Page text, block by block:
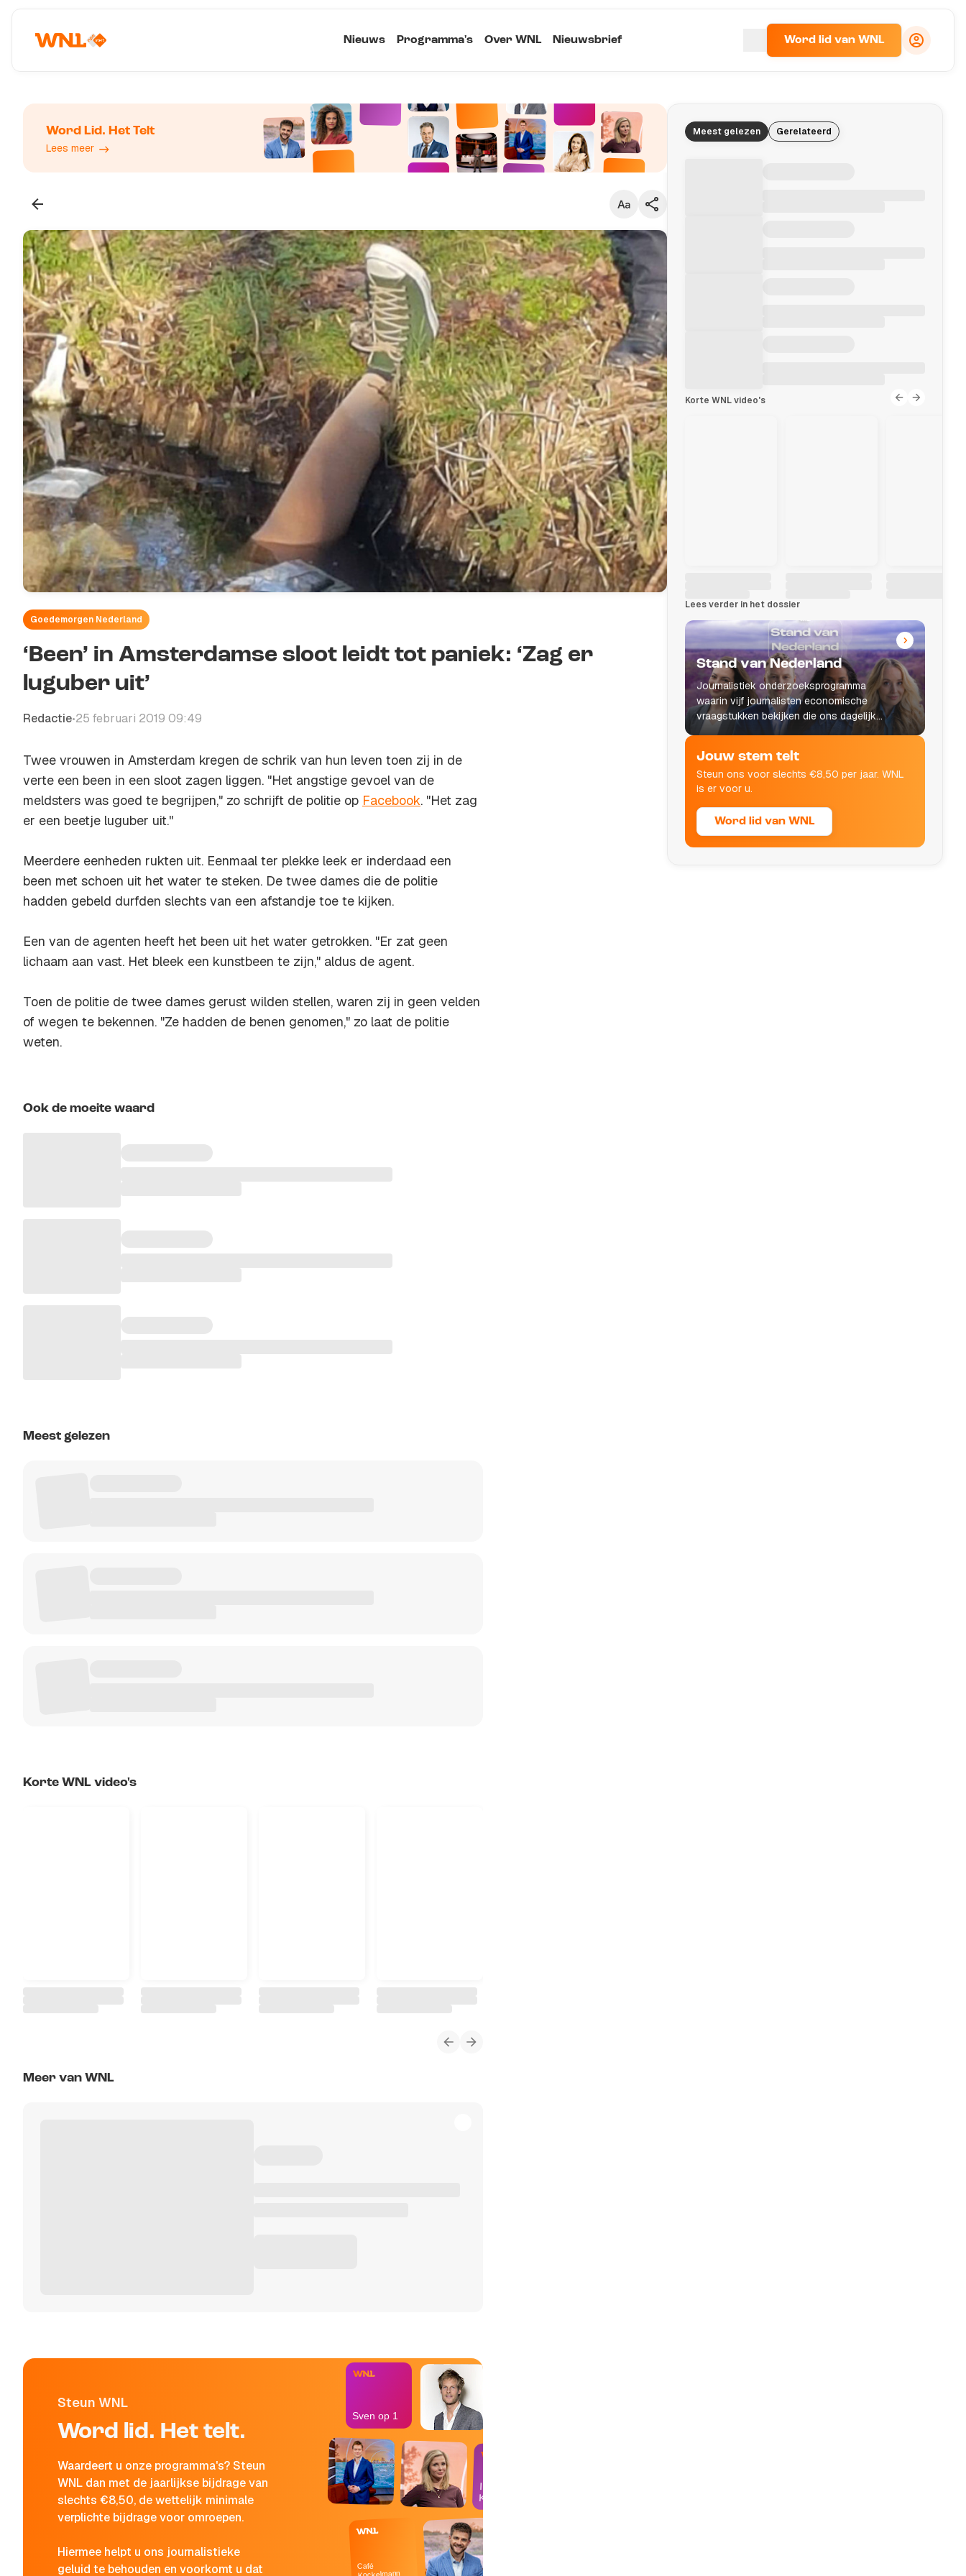
Nieuws Programma's Over WNL Nieuwsbrief Word lid van WNL
Word Lid. Het Telt
Lees meer
Klein
Standaard
Groot
Kopieer link
Goedemorgen Nederland
‘Been’ in Amsterdamse sloot leidt tot paniek: ‘Zag er
luguber uit’
Redactie•25 februari 2019 09:49
Twee vrouwen in Amsterdam kregen de schrik van hun leven toen zij in de
verte een been in een sloot zagen liggen. "Het angstige gevoel van de
meldsters was goed te begrijpen," zo schrijft de politie op Facebook. "Het zag
er een beetje luguber uit."
Meerdere eenheden rukten uit. Eenmaal ter plekke leek er inderdaad een
been met schoen uit het water te steken. De twee dames die de politie
hadden gebeld durfden slechts van een afstandje toe te kijken.
Een van de agenten heeft het been uit het water getrokken. "Er zat geen
lichaam aan vast. Het bleek een kunstbeen te zijn," aldus de agent.
Toen de politie de twee dames gerust wilden stellen, waren zij in geen velden
of wegen te bekennen. "Ze hadden de benen genomen," zo laat de politie
weten.
Ook de moeite waard
Meest gelezen
Korte WNL video's
Meer van WNL
Steun WNL
Word lid. Het telt.
Waardeert u onze programma's? Steun
WNL dan met de jaarlijkse bijdrage van
slechts €8,50, de wettelijk minimale
verplichte bijdrage voor omroepen.
Hiermee helpt u ons journalistieke
geluid te behouden en voorkomt u dat
Café
In de
Kantine
Sven op 1
Meest gelezen Gerelateerd
Korte WNL video's
Lees verder in het dossier
Stand van Nederland
Journalistiek onderzoeksprogramma
waarin vijf journalisten economische
vraagstukken bekijken die ons dagelijks
leven raken.
Jouw stem telt
Steun ons voor slechts €8,50 per jaar. WNL
is er voor u.
Word lid van WNL